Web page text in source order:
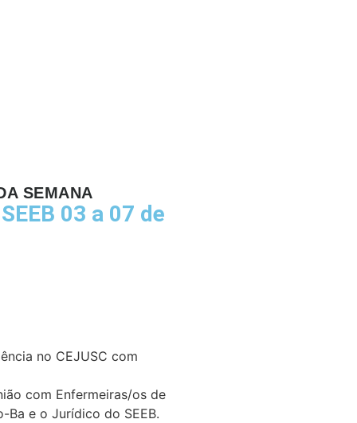
SEMANA
03 a 07 de
no CEJUSC com
com Enfermeiras/os de
Ba e o Jurídico do SEEB.